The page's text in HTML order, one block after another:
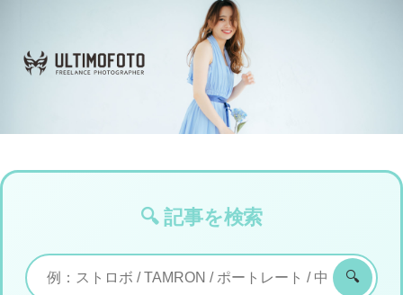
🔍 記事を検索
🔍